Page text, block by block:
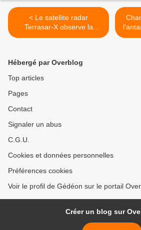
< Le satellite radar
Terrasar-X observe la
station spatiale
Hébergé par Overblog
Top articles
Pages
Contact
Signaler un abus
C.G.U.
Cookies et données personnelles
Préférences cookies
Voir le profil de Gédéon sur le portail
Créer un blog sur